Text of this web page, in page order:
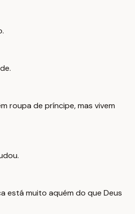
roupa de príncipe, mas vivem
está muito aquém do que Deus